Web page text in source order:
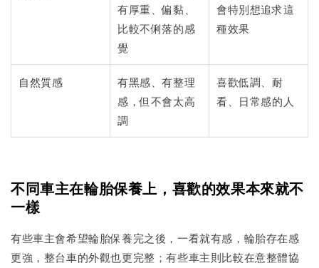
有厚重、偏黏、
比較不俐落的感
覺
會特別想追求這
種效果
自然質感
有黑感、有整理
感，但不會太高
調
喜歡低調、耐
看、日常感的人
不同車主在輪胎保養上，喜歡的效果本來就不
一樣
有些車主會希望輪胎保養完之後，一看就有感，輪胎存在感
更強，整台車的外觀也更完整；有些車主則比較在意整體協